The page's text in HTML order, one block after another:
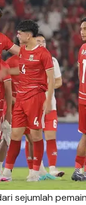
sejumlah